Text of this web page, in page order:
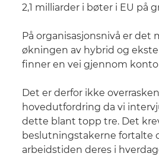
2,1 milliarder i bøter i EU på
På organisasjonsnivå er
økningen av hybrid og
finner en vei gjennom
Det er derfor ikke
hovedutfordring da vi
dette blant topp tre. Det
beslutningstakerne fortalte
arbeidstiden deres i